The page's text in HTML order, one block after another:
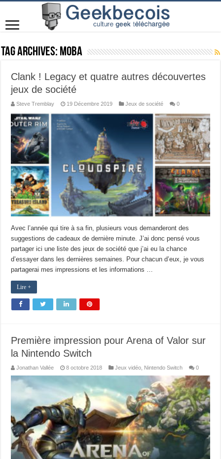
Tag Archives: MOBA
Clank ! Legacy et quatre autres découvertes
jeux de société
Steve Tremblay 19 Décembre 2019 Jeux de société 0
Avec l’année qui tire à sa fin, plusieurs vous demanderont des
suggestions de cadeaux de dernière minute. J’ai donc pensé vous
partager ici une liste des jeux de société que j’ai eu la chance
d’essayer dans les dernières semaines. Pour chacun d’eux, je vous
partagerai mes impressions et les informations …
Lire +
Première impression pour Arena of Valor sur
la Nintendo Switch
Jonathan Vallée 8 octobre 2018 Jeux vidéo Nintendo Switch 0